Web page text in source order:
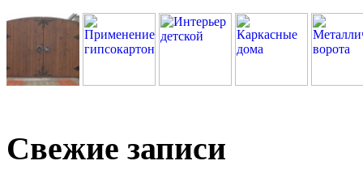
Свежие записи